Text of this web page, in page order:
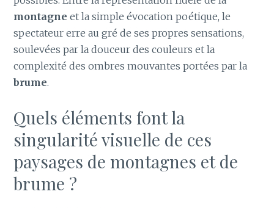
montagne et la simple évocation poétique, le
spectateur erre au gré de ses propres sensations,
soulevées par la douceur des couleurs et la
complexité des ombres mouvantes portées par la
brume.
Quels éléments font la
singularité visuelle de ces
paysages de montagnes et de
brume ?